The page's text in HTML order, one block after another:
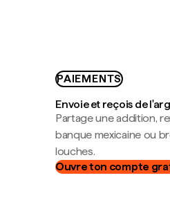
PAIEMENTS
Envoie et reçois de
Partage une addition,
banque mexicaine ou
louches.
Ouvre ton compte